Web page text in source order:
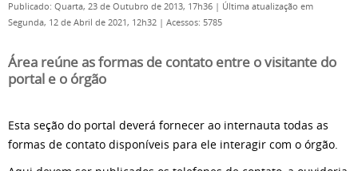
Publicado: Quarta, 23 de Outubro de 2013, 17h36 | Última atualização em
Segunda, 12 de Abril de 2021, 12h32 | Acessos: 5785
Área reúne as formas de contato entre o visitante do
portal e o órgão
Esta seção do portal deverá fornecer ao internauta todas as
formas de contato disponíveis para ele interagir com o órgão.